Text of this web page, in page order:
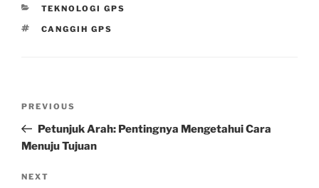
CATEGORIES
TEKNOLOGI GPS
TAGS
CANGGIH GPS
Previous
Post
PREVIOUS
Petunjuk Arah: Pentingnya Mengetahui Cara
Menuju Tujuan
Next
NEXT